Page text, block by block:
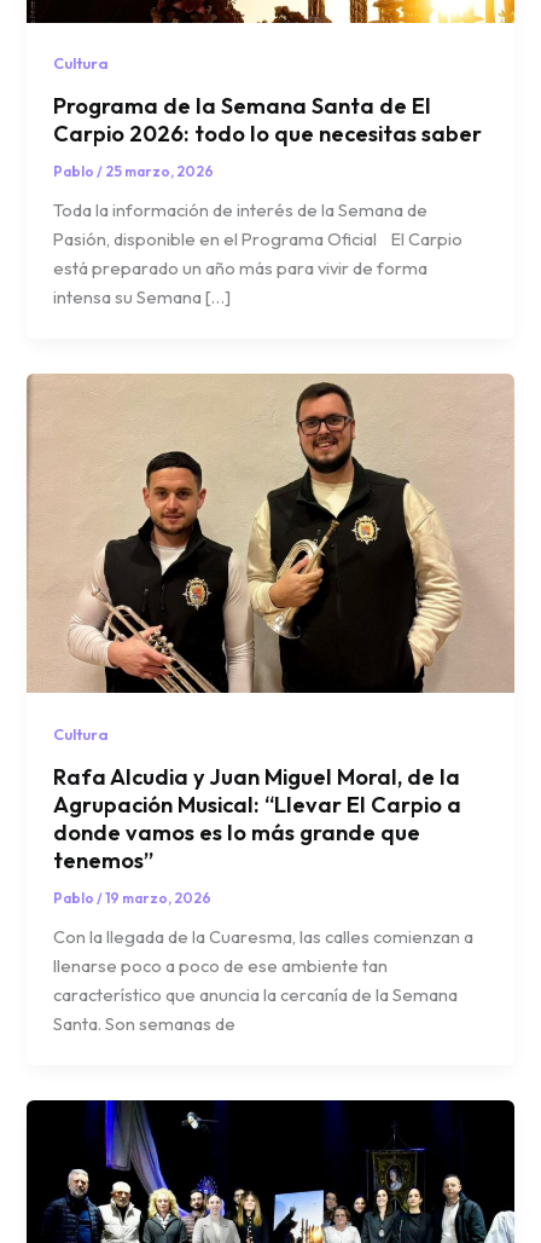
Cultura
Programa de la Semana Santa de El
Carpio 2026: todo lo que necesitas saber
Pablo/ 25 marzo, 2026
Toda la información de interés de la Semana de
Pasión, disponible en el Programa Oficial El Carpio
está preparado un año más para vivir de forma
intensa su Semana […]
Cultura
Rafa Alcudia y Juan Miguel Moral, de la
Agrupación Musical: “Llevar El Carpio a
donde vamos es lo más grande que
tenemos”
Pablo /19 marzo, 2026
Con la llegada de la Cuaresma, las calles comienzan a
llenarse poco a poco de ese ambiente tan
característico que anuncia la cercanía de la Semana
Santa. Son semanas de